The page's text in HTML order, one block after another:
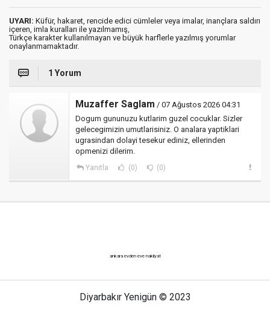
UYARI: Küfür, hakaret, rencide edici cümleler veya imalar, inançlara saldırı
içeren, imla kuralları ile yazılmamış,
Türkçe karakter kullanılmayan ve büyük harflerle yazılmış yorumlar
onaylanmamaktadır.
1 Yorum
Muzaffer Saglam / 07 Ağustos 2026 04:31
Dogum gununuzu kutlarim guzel cocuklar. Sizler
gelecegimizin umutlarisiniz. O analara yaptiklari
ugrasindan dolayi tesekur ediniz, ellerinden
opmenizi dilerim.
Yanıtla (0) (0)
ankara evden eve nakliyat
Diyarbakır Yenigün © 2023